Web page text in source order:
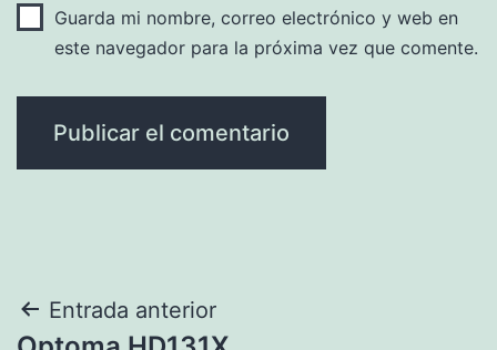
Guarda mi nombre, correo electrónico y web en
este navegador para la próxima vez que comente.
Navegación
Entrada anterior